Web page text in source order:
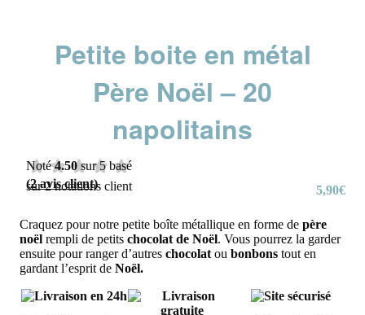
Petite boite en métal
Père Noël – 20
napolitains
Noté4.50 sur 5 basé
sur2notations client
(2avis client) 5,90€
Craquez pour notre petite boîte métallique en forme de père
noël rempli de petits chocolat de Noël. Vous pourrez la garder
ensuite pour ranger d’autres chocolat ou bonbons tout en
gardant l’esprit de Noël.